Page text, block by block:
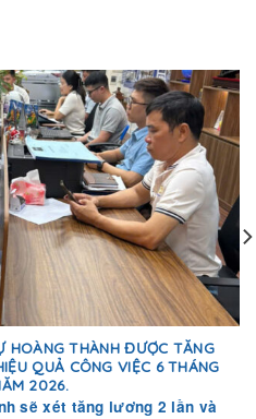
HOÀNG THÀNH ĐƯỢC TĂNG
QUẢ CÔNG VIỆC 6 THÁNG
2026.
sẽ xét tăng lương 2 lần và
nay [...]